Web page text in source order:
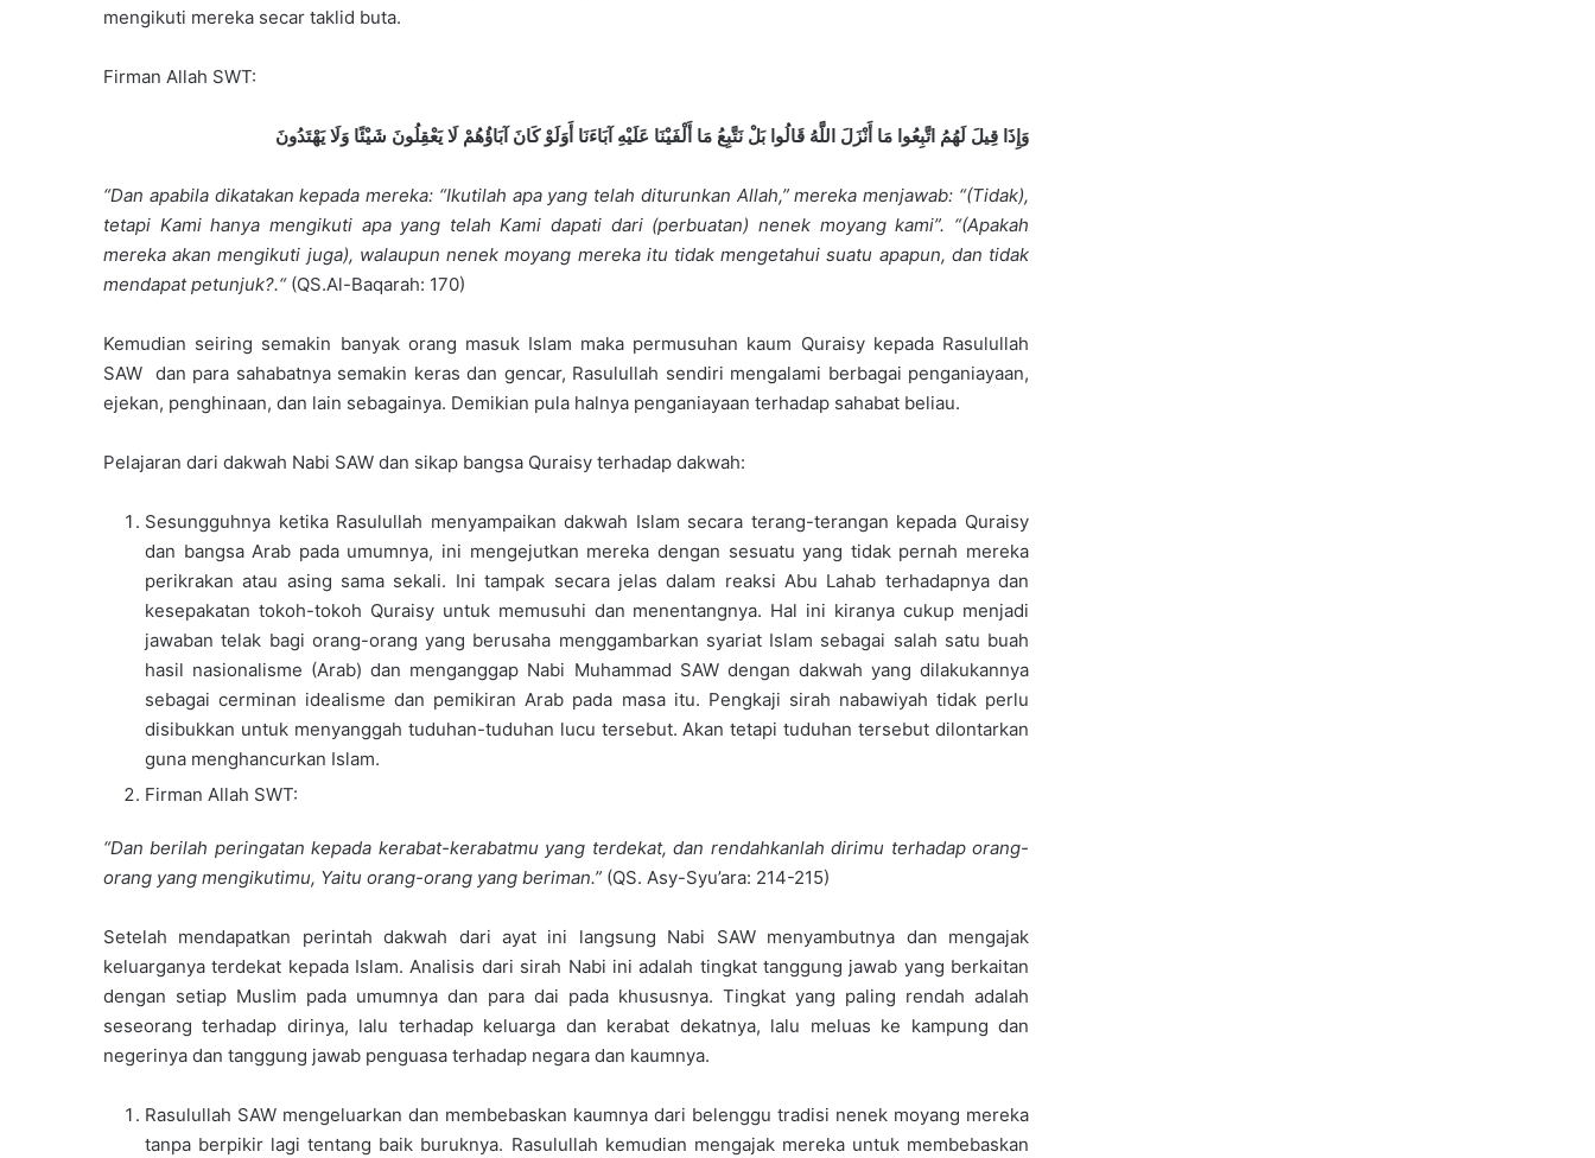
mengikuti mereka secar taklid buta.
Firman Allah SWT:
وَإِذَا قِيلَ لَهُمُ اتَّبِعُوا مَا أَنْزَلَ اللَّهُ قَالُوا بَلْ نَتَّبِعُ مَا أَلْفَيْنَا عَلَيْهِ آبَاءَنَا أَوَلَوْ كَانَ آبَاؤُهُمْ لَا يَعْقِلُونَ شَيْئًا وَلَا يَهْتَدُونَ
“Dan apabila dikatakan kepada mereka: “Ikutilah apa yang telah diturunkan Allah,” mereka menjawab: “(Tidak),
tetapi Kami hanya mengikuti apa yang telah Kami dapati dari (perbuatan) nenek moyang kami”. “(Apakah
mereka akan mengikuti juga), walaupun nenek moyang mereka itu tidak mengetahui suatu apapun, dan tidak
mendapat petunjuk?.“(QS.Al-Baqarah: 170)
Kemudian seiring semakin banyak orang masuk Islam maka permusuhan kaum Quraisy kepada Rasulullah
SAW dan para sahabatnya semakin keras dan gencar, Rasulullah sendiri mengalami berbagai penganiayaan,
ejekan, penghinaan, dan lain sebagainya. Demikian pula halnya penganiayaan terhadap sahabat beliau.
Pelajaran dari dakwah Nabi SAW dan sikap bangsa Quraisy terhadap dakwah:
Sesungguhnya ketika Rasulullah menyampaikan dakwah Islam secara terang-terangan kepada Quraisy
dan bangsa Arab pada umumnya, ini mengejutkan mereka dengan sesuatu yang tidak pernah mereka
perikrakan atau asing sama sekali. Ini tampak secara jelas dalam reaksi Abu Lahab terhadapnya dan
kesepakatan tokoh-tokoh Quraisy untuk memusuhi dan menentangnya. Hal ini kiranya cukup menjadi
jawaban telak bagi orang-orang yang berusaha menggambarkan syariat Islam sebagai salah satu buah
hasil nasionalisme (Arab) dan menganggap Nabi Muhammad SAW dengan dakwah yang dilakukannya
sebagai cerminan idealisme dan pemikiran Arab pada masa itu. Pengkaji sirah nabawiyah tidak perlu
disibukkan untuk menyanggah tuduhan-tuduhan lucu tersebut. Akan tetapi tuduhan tersebut dilontarkan
guna menghancurkan Islam.
Firman Allah SWT:
“Dan berilah peringatan kepada kerabat-kerabatmu yang terdekat, dan rendahkanlah dirimu terhadap orang-
orang yang mengikutimu, Yaitu orang-orang yang beriman.” (QS. Asy-Syu’ara: 214-215)
Setelah mendapatkan perintah dakwah dari ayat ini langsung Nabi SAW menyambutnya dan mengajak
keluarganya terdekat kepada Islam. Analisis dari sirah Nabi ini adalah tingkat tanggung jawab yang berkaitan
dengan setiap Muslim pada umumnya dan para dai pada khususnya. Tingkat yang paling rendah adalah
seseorang terhadap dirinya, lalu terhadap keluarga dan kerabat dekatnya, lalu meluas ke kampung dan
negerinya dan tanggung jawab penguasa terhadap negara dan kaumnya.
Rasulullah SAW mengeluarkan dan membebaskan kaumnya dari belenggu tradisi nenek moyang mereka
tanpa berpikir lagi tentang baik buruknya. Rasulullah kemudian mengajak mereka untuk membebaskan